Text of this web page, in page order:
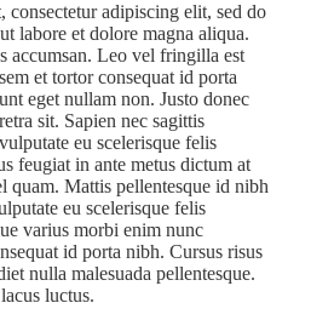
consectetur adipiscing elit, sed do
labore et dolore magna aliqua.
accumsan. Leo vel fringilla est
et tortor consequat id porta
eget nullam non. Justo donec
sit. Sapien nec sagittis
eu scelerisque felis
feugiat in ante metus dictum at
quam. Mattis pellentesque id nibh
eu scelerisque felis
varius morbi enim nunc
id porta nibh. Cursus risus
nulla malesuada pellentesque.
luctus.